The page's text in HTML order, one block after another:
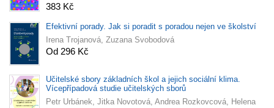
383 Kč
Efektivní porady. Jak si poradit s poradou nejen ve školství
Irena Trojanová, Zuzana Svobodová
Od 296 Kč
Učitelské sbory základních škol a jejich sociální klima.
Vícepřípadová studie učitelských sborů
Petr Urbánek, Jitka Novotová, Andrea Rozkovcová, Helena